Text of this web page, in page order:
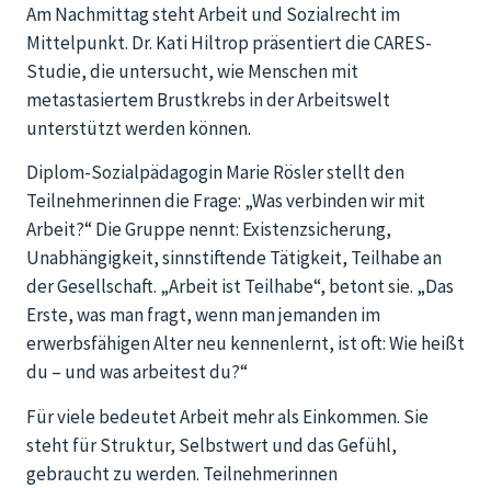
Am Nachmittag steht Arbeit und Sozialrecht im
Mittelpunkt. Dr. Kati Hiltrop präsentiert die CARES-
Studie, die untersucht, wie Menschen mit
metastasiertem Brustkrebs in der Arbeitswelt
unterstützt werden können.
Diplom-Sozialpädagogin Marie Rösler stellt den
Teilnehmerinnen die Frage: „Was verbinden wir mit
Arbeit?“ Die Gruppe nennt: Existenzsicherung,
Unabhängigkeit, sinnstiftende Tätigkeit, Teilhabe an
der Gesellschaft. „Arbeit ist Teilhabe“, betont sie. „Das
Erste, was man fragt, wenn man jemanden im
erwerbsfähigen Alter neu kennenlernt, ist oft: Wie heißt
du – und was arbeitest du?“
Für viele bedeutet Arbeit mehr als Einkommen. Sie
steht für Struktur, Selbstwert und das Gefühl,
gebraucht zu werden. Teilnehmerinnen